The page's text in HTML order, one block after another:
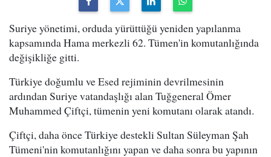
Suriye yönetimi, orduda yürüttüğü yeniden yapılanma
kapsamında Hama merkezli 62. Tümen'in komutanlığında
değişikliğe gitti.
Türkiye doğumlu ve Esed rejiminin devrilmesinin
ardından Suriye vatandaşlığı alan Tuğgeneral Ömer
Muhammed Çiftçi, tümenin yeni komutanı olarak atandı.
Çiftçi, daha önce Türkiye destekli Sultan Süleyman Şah
Tümeni'nin komutanlığını yapan ve daha sonra bu yapının